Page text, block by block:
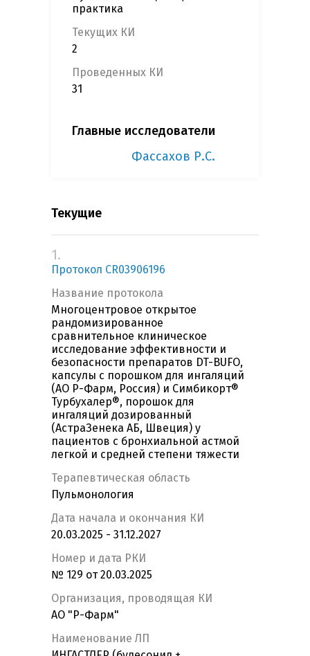
практика
Текущих КИ
2
Проведенных КИ
31
Главные исследователи
Фассахов Р.С.
Текущие
1.
Протокол CR03906196
Название протокола
Многоцентровое открытое
рандомизированное
сравнительное клиническое
исследование эффективности и
безопасности препаратов DT-BUFO,
капсулы с порошком для ингаляций
(АО Р-Фарм, Россия) и Симбикорт®
Турбухалер®, порошок для
ингаляций дозированный
(АстраЗенека АБ, Швеция) у
пациентов с бронхиальной астмой
легкой и средней степени тяжести
Терапевтическая область
Пульмонология
Дата начала и окончания КИ
20.03.2025 - 31.12.2027
Номер и дата РКИ
№ 129 от 20.03.2025
Организация, проводящая КИ
АО "Р-Фарм"
Наименование ЛП